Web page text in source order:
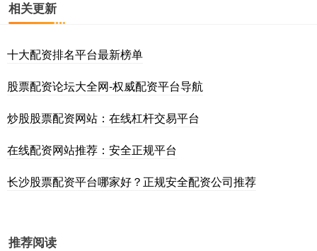
相关更新
十大配资排名平台最新榜单
股票配资论坛大全网-权威配资平台导航
炒股股票配资网站：在线杠杆交易平台
在线配资网站推荐：安全正规平台
长沙股票配资平台哪家好？正规安全配资公司推荐
推荐阅读